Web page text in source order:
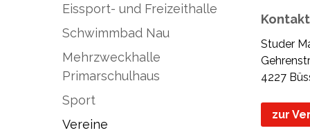
Eissport- und Freizeithalle
Schwimmbad Nau
Mehrzweckhalle
Primarschulhaus
Sport
Vereine
Kontakt
Studer
4227
zur